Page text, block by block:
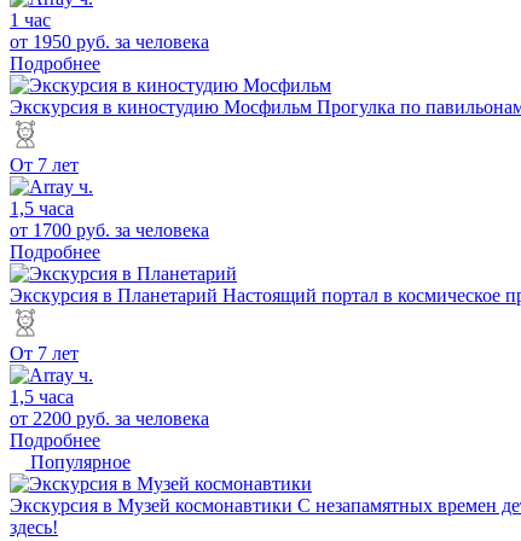
1 час
от 1950 руб. за человека
Подробнее
Экскурсия в киностудию Мосфильм Прогулка по
От 7 лет
1,5 часа
от 1700 руб. за человека
Подробнее
Экскурсия в Планетарий Настоящий портал в космическое
От 7 лет
1,5 часа
от 2200 руб. за человека
Подробнее
Популярное
Экскурсия в Музей космонавтики С незапамятных времен
здесь!